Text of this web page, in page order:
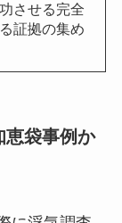
させる完全
証拠の集め
恵袋事例か